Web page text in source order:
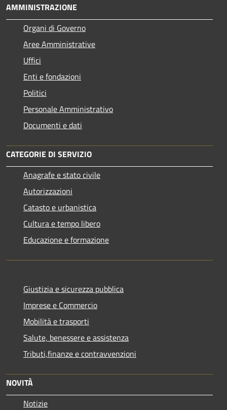
AMMINISTRAZIONE
Organi di Governo
Aree Amministrative
Uffici
Enti e fondazioni
Politici
Personale Amministrativo
Documenti e dati
CATEGORIE DI SERVIZIO
Anagrafe e stato civile
Autorizzazioni
Catasto e urbanistica
Cultura e tempo libero
Educazione e formazione
Giustizia e sicurezza pubblica
Imprese e Commercio
Mobilità e trasporti
Salute, benessere e assistenza
Tributi,finanze e contravvenzioni
NOVITÀ
Notizie